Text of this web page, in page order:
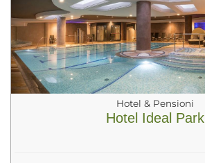
Hotel & Pensioni
Hotel Ideal Park